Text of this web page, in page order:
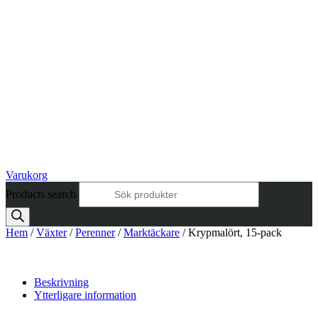
Varukorg
Products search
Hem /Växter/Perenner/Marktäckare / Krypmalört, 15-pack
Beskrivning
Ytterligare information